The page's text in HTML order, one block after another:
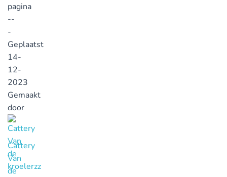
pagina
--
-
Geplaatst
14-
12-
2023
Gemaakt
door
Cattery
Van
de